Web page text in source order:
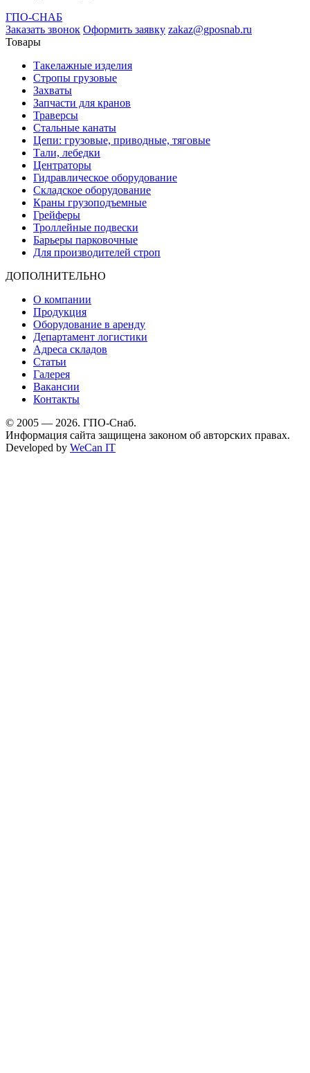
ГПО-СНАБ
Заказать звонок Оформить заявку zakaz@gposnab.ru
Товары
Такелажные изделия
Стропы грузовые
Захваты
Запчасти для кранов
Траверсы
Стальные канаты
Цепи: грузовые, приводные, тяговые
Тали, лебедки
Центраторы
Гидравлическое оборудование
Складское оборудование
Краны грузоподъемные
Грейферы
Троллейные подвески
Барьеры парковочные
Для производителей строп
ДОПОЛНИТЕЛЬНО
О компании
Продукция
Оборудование в аренду
Департамент логистики
Адреса складов
Статьи
Галерея
Вакансии
Контакты
© 2005 — 2026. ГПО-Снаб.
Информация сайта защищена законом об авторских правах.
Developed by WeCan IT